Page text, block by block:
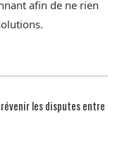
afin de ne rien
les disputes entre